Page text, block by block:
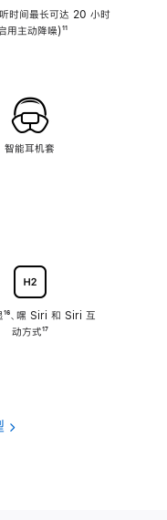
时间最长可达 20 小时
用主动降噪)脚
¹¹
智能耳机套
脚
注
¹⁶、嘿 Siri 和 Siri 互
动方式脚
¹⁷